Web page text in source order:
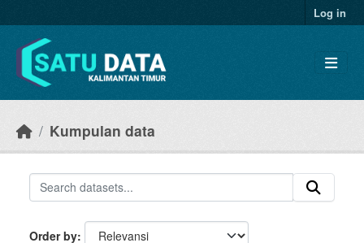
Log in
Kumpulan data
Order by